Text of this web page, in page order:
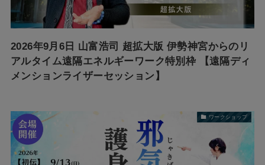
2026年9月6日 山富浩司 超拡大版 伊勢神宮からのリ
アルタイム遠隔エネルギーワーク特別枠 【遠隔ディ
メンションライザーセッション】
ワークショップ